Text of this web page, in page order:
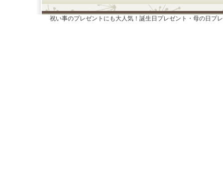
祝い事のプレゼントにも大人気！誕生日プレゼント・母の日プ